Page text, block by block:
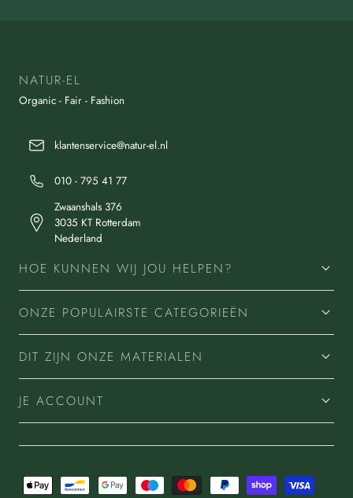
NATUR-EL
Organic - Fair - Fashion
klantenservice@natur-el.nl
010 - 795 41 77
Zwaanshals 376
3035 KT Rotterdam
Nederland
HOE KUNNEN WIJ JOU HELPEN?
ONZE POPULAIRSTE CATEGORIEËN
DIT ZIJN ONZE MATERIALEN
JE ACCOUNT
Betaalmethoden